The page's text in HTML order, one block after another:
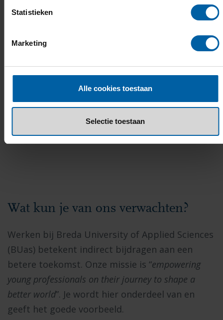
Statistieken
Marketing
Alle cookies toestaan
Selectie toestaan
blijven inzetten op onze duurzame
. Dankzij professionalisatie uren,
loopbaancoaching en ontwikkelgesprekken,
blijf je als BUas medewerker jezelf centraal
enkele jaren met plezier en passie bezig blijft
binnen ons instituut.
Wat kun je van ons verwachten?
Werken bij Breda University of Applied Sciences
(BUas) betekent indirect bijdragen aan een
betere toekomst. Onze missie is “empowering
young professionals on their journey to shape a
better world”. Je wordt hier onderdeel van en
geeft het goede voorbeeld.